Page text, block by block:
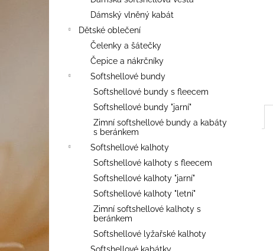
Dámský vlněný kabát
Dětské oblečení
Čelenky a šátečky
Čepice a nákrčníky
Softshellové bundy
Softshellové bundy s fleecem
Softshellové bundy "jarní"
Zimní softshellové bundy a kabáty
s beránkem
Softshellové kalhoty
Softshellové kalhoty s fleecem
Softshellové kalhoty "jarní"
Softshellové kalhoty "letní"
Zimní softshellové kalhoty s
beránkem
Softshellové lyžařské kalhoty